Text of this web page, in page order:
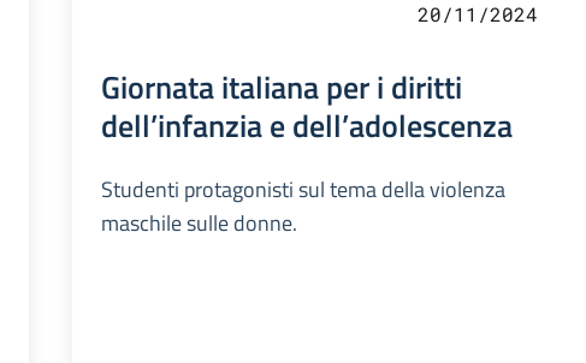
20/11/2024
Giornata italiana per i diritti
dell’infanzia e dell’adolescenza
Studenti protagonisti sul tema della violenza
maschile sulle donne.